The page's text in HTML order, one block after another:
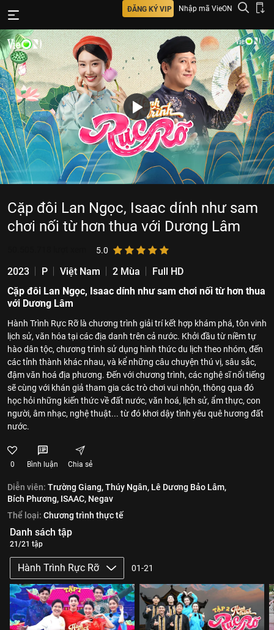
ĐĂNG KÝ VIP Nhập mã VieON
Cặp đôi Lan Ngọc, Isaac dính như sam
chơi nối từ hơn thua với Dương Lâm
5.0
2023 P Việt Nam 2 Mùa
Full HD
Cặp đôi Lan Ngọc, Isaac dính như sam chơi nối từ hơn thua
với Dương Lâm
Hành Trình Rực Rỡ là chương trình giải trí kết hợp khám phá, tôn vinh
lịch sử, văn hóa tại các địa danh trên cả nước. Khởi đầu từ niềm tự
hào dân tộc, chương trình sử dụng hình thức du lịch theo nhóm, đến
các tỉnh thành khác nhau, và kể những câu chuyện thú vị, sâu sắc,
đậm văn hoá địa phương. Đến với chương trình, các nghệ sĩ nổi tiếng
sẽ cùng với khán giả tham gia các trò chơi vui nhộn, thông qua đó
học hỏi những kiến thức về đất nước, văn hoá, lịch sử, ẩm thực, con
người, âm nhạc, nghệ thuật... từ đó khơi dậy tình yêu quê hương đất
nước.
0 Bình luận Chia sẻ
Diễn viên: Trường Giang,Thúy Ngân, Lê Dương Bảo Lâm,
Bích Phương, ISAAC, Negav
Thể loại: Chương trình thực tế
Danh sách tập
21/21 tập
Hành Trình Rực Rỡ 01-21